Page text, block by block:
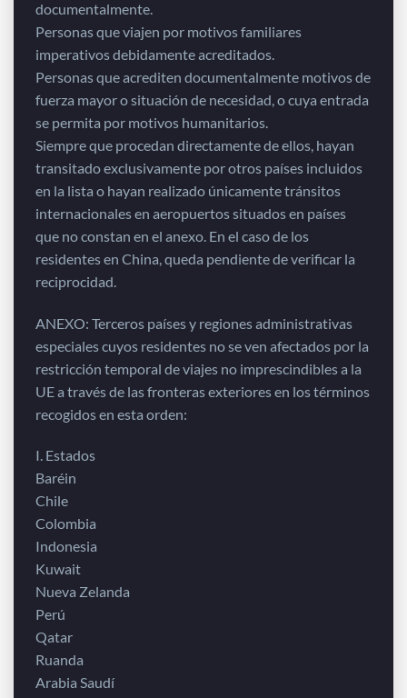
documentalmente.
Personas que viajen por motivos familiares
imperativos debidamente acreditados.
Personas que acrediten documentalmente motivos de
fuerza mayor o situación de necesidad, o cuya entrada
se permita por motivos humanitarios.
Siempre que procedan directamente de ellos, hayan
transitado exclusivamente por otros países incluidos
en la lista o hayan realizado únicamente tránsitos
internacionales en aeropuertos situados en países
que no constan en el anexo. En el caso de los
residentes en China, queda pendiente de verificar la
reciprocidad.
ANEXO: Terceros países y regiones administrativas
especiales cuyos residentes no se ven afectados por la
restricción temporal de viajes no imprescindibles a la
UE a través de las fronteras exteriores en los términos
recogidos en esta orden:
I. Estados
Baréin
Chile
Colombia
Indonesia
Kuwait
Nueva Zelanda
Perú
Qatar
Ruanda
Arabia Saudí